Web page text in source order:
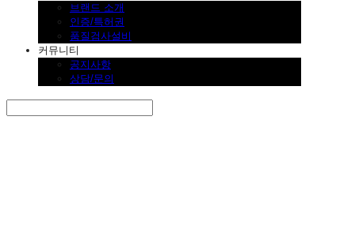
브랜드 소개
인증/특허권
품질검사설비
커뮤니티
공지사항
상담/문의